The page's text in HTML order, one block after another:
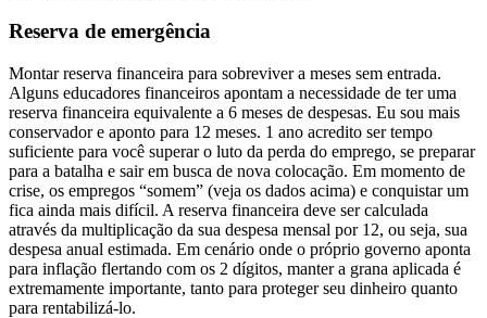
Reserva de emergência
Montar reserva financeira para sobreviver a meses sem entrada.
Alguns educadores financeiros apontam a necessidade de ter uma
reserva financeira equivalente a 6 meses de despesas. Eu sou mais
conservador e aponto para 12 meses. 1 ano acredito ser tempo
suficiente para você superar o luto da perda do emprego, se preparar
para a batalha e sair em busca de nova colocação. Em momento de
crise, os empregos “somem” (veja os dados acima) e conquistar um
fica ainda mais difícil. A reserva financeira deve ser calculada
através da multiplicação da sua despesa mensal por 12, ou seja, sua
despesa anual estimada. Em cenário onde o próprio governo aponta
para inflação flertando com os 2 dígitos, manter a grana aplicada é
extremamente importante, tanto para proteger seu dinheiro quanto
para rentabilizá-lo.